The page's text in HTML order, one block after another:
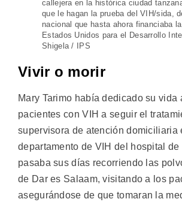
callejera en la histórica ciudad
que le hagan la prueba del VIH/sida,
nacional que hasta ahora financiaba
Estados Unidos para el Desarrollo
Shigela / IPS
Vivir o morir
Mary Tarimo había dedicado su vida
pacientes con VIH a seguir el
supervisora de atención domiciliaria
departamento de VIH del hospital de
pasaba sus días recorriendo las
de Dar es Salaam, visitando a los
asegurándose de que tomaran la